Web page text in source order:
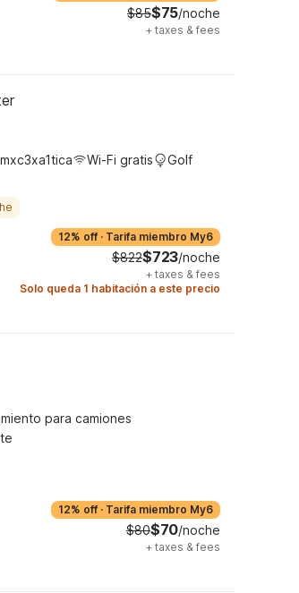
$85$75/noche
+ taxes & fees
Wi-Fi gratis
Golf
12% off · Tarifa miembro My6
$822$723/noche
+ taxes & fees
Solo queda 1 habitación a este precio
para camiones
12% off · Tarifa miembro My6
$80$70/noche
+ taxes & fees